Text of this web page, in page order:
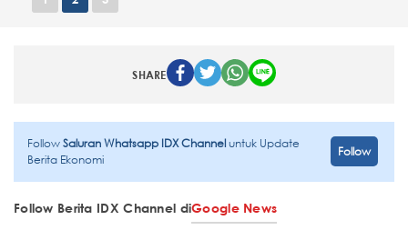
SHARE
FollowSaluran Whatsapp IDX Channeluntuk Update
Berita Ekonomi
Follow
Follow Berita IDX Channel diGoogle News